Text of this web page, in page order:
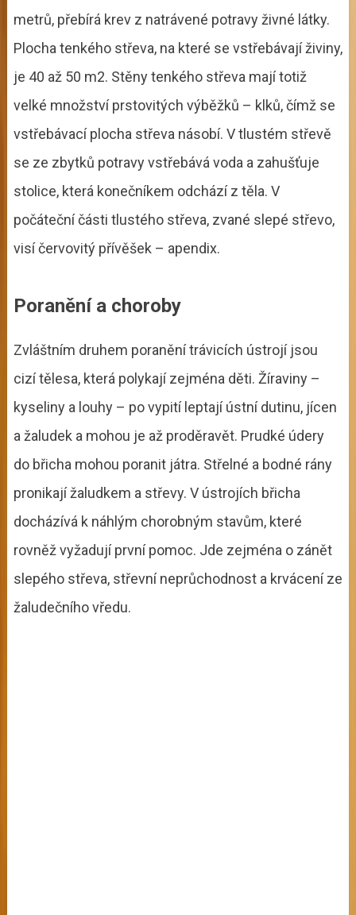
metrů, přebírá krev z natrávené potravy živné látky.
Plocha tenkého střeva, na které se vstřebávají živiny,
je 40 až 50 m2. Stěny tenkého střeva mají totiž
velké množství prstovitých výběžků – klků, čímž se
vstřebávací plocha střeva násobí. V tlustém střevě
se ze zbytků potravy vstřebává voda a zahušťuje
stolice, která konečníkem odchází z těla. V
počáteční části tlustého střeva, zvané slepé střevo,
visí červovitý přívěšek – apendix.
Poranění a choroby
Zvláštním druhem poranění trávicích ústrojí jsou
cizí tělesa, která polykají zejména děti. Žíraviny –
kyseliny a louhy – po vypití leptají ústní dutinu, jícen
a žaludek a mohou je až proděravět. Prudké údery
do břicha mohou poranit játra. Střelné a bodné rány
pronikají žaludkem a střevy. V ústrojích břicha
docházívá k náhlým chorobným stavům, které
rovněž vyžadují první pomoc. Jde zejména o zánět
slepého střeva, střevní neprůchodnost a krvácení ze
žaludečního vředu.